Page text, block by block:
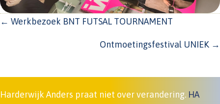
POSTS
← Werkbezoek BNT FUTSAL TOURNAMENT
Ontmoetingsfestival UNIEK →
Harderwijk Anders praat niet over verandering. HA